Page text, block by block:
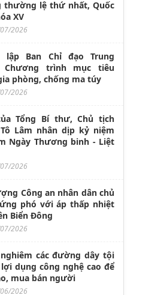
thường lệ thứ nhất, Quốc
XV
2026
lập Ban Chỉ đạo Trung
Chương trình mục tiêu
phòng, chống ma túy
2026
Tổng Bí thư, Chủ tịch
Lâm nhân dịp kỷ niệm
Ngày Thương binh - Liệt
2026
Công an nhân dân chủ
phó với áp thấp nhiệt
Biển Đông
2026
các đường dây tội
dụng công nghệ cao để
mua bán người
2026